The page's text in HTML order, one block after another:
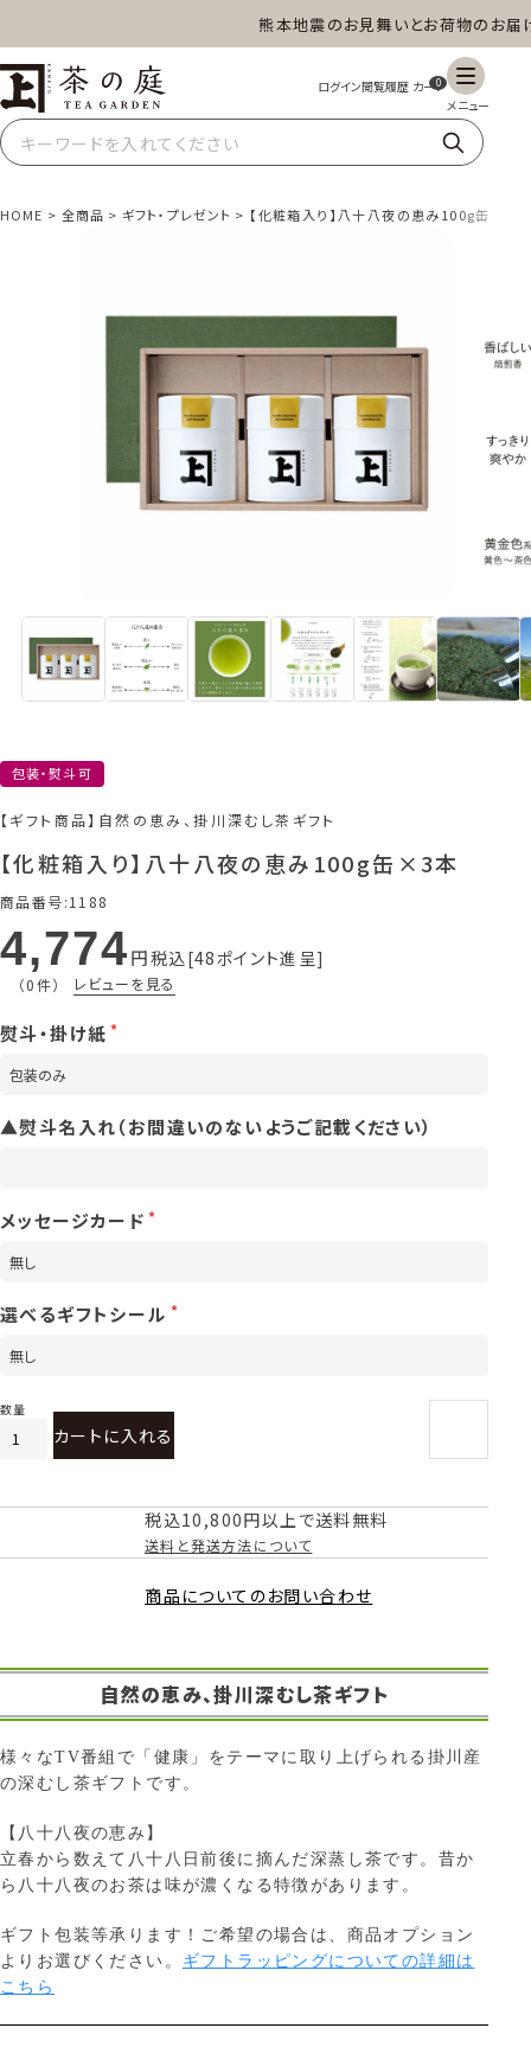
熊本地震のお見舞いとお荷物のお届けに
茶の庭オンラインショップ 0
HOME 全商品 ギフト・プレゼント 【化粧箱入り】八十八夜の恵み100g缶×3本
包装・熨斗可
【ギフト商品】自然の恵み、掛川深むし茶ギフト
【化粧箱入り】八十八夜の恵み100g缶×3本
商品番号 1188
4,774 税込 48ポイント進呈
（0件） レビューを見る
熨斗・掛け紙
▲熨斗名入れ（お間違いのないようご記載ください）
メッセージカード
選べるギフトシール
カートに入れる
税込10,800円以上で送料無料
送料と発送方法について
商品についてのお問い合わせ
自然の恵み、掛川深むし茶ギフト
様々なTV番組で「健康」をテーマに取り上げられる掛川産
の深むし茶ギフトです。
【八十八夜の恵み】
立春から数えて八十八日前後に摘んだ深蒸し茶です。昔か
ら八十八夜のお茶は味が濃くなる特徴があります。
ギフト包装等承ります！ご希望の場合は、商品オプション
よりお選びください。 ギフトラッピングについての詳細は
こちら